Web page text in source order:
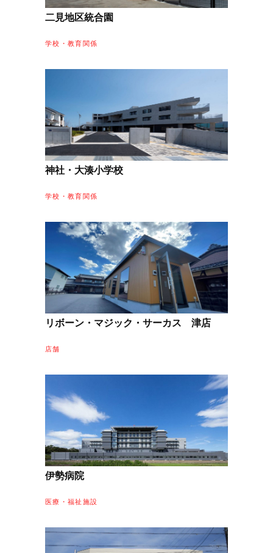
二見地区統合園
学校・教育関係
神社・大湊小学校
学校・教育関係
リボーン・マジック・サーカス 津店
店舗
伊勢病院
医療・福祉施設